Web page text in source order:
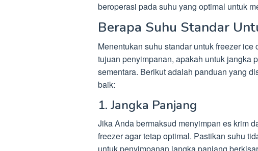
beroperasi pada suhu yang optimal untuk
Berapa Suhu Standar
Menentukan suhu standar untuk freezer
tujuan penyimpanan, apakah untuk jangka
sementara. Berikut adalah panduan yang
baik:
1. Jangka Panjang
Jika Anda bermaksud menyimpan es krim
freezer agar tetap optimal. Pastikan suhu